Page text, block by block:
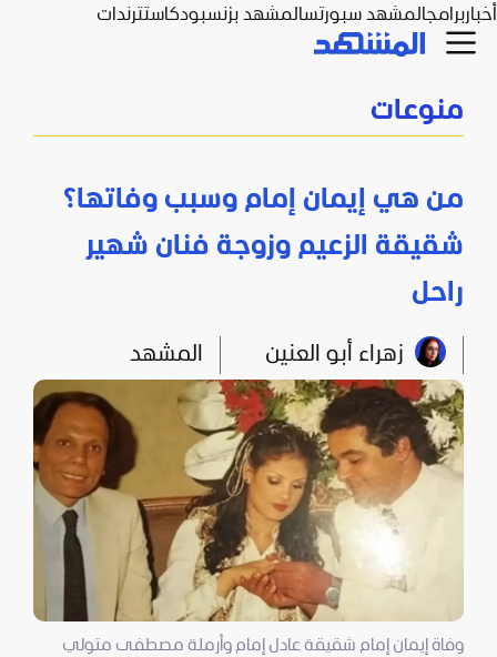
أخباربرامجالمشهد سبورتسالمشهد بزنسبودكاستترندات
منوعات
من هي إيمان إمام وسبب وفاتها؟
شقيقة الزعيم وزوجة فنان شهير
راحل
زهراء أبو العنين المشهد
وفاة إيمان إمام شقيقة عادل إمام وأرملة مصطفى متولي